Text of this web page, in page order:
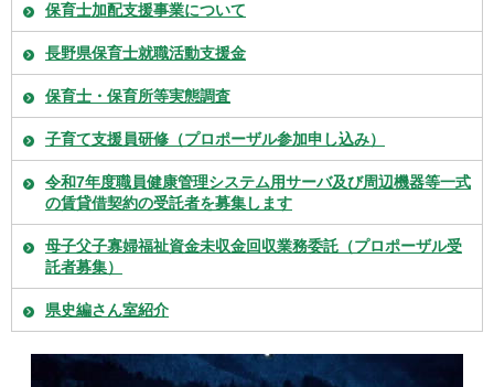
保育士加配支援事業について
長野県保育士就職活動支援金
保育士・保育所等実態調査
子育て支援員研修（プロポーザル参加申し込み）
令和7年度職員健康管理システム用サーバ及び周辺機器等一式
の賃貸借契約の受託者を募集します
母子父子寡婦福祉資金未収金回収業務委託（プロポーザル受
託者募集）
県史編さん室紹介